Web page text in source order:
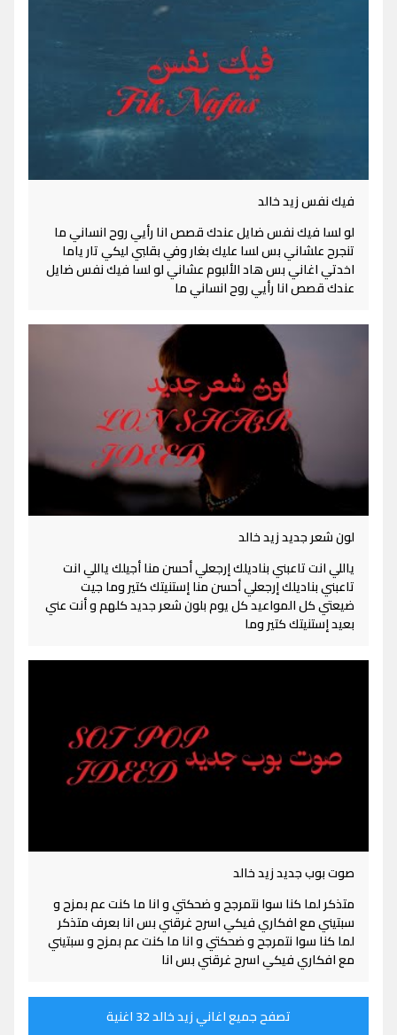
فيك نفس زيد خالد
لو لسا فيك نفس ضايل عندك قصص انا رأيي روح انساني ما
تنجرح علشاني بس لسا عليك بغار وفي بقلبي ليكي تار ياما
اخدتي اغاني بس هاد الألبوم عشاني لو لسا فيك نفس ضايل
عندك قصص انا رأيي روح انساني ما
لون شعر جديد زيد خالد
ياللي انت تاعبني بناديلك إرجعلي أحسن منا أجيلك ياللي انت
تاعبني بناديلك إرجعلي أحسن منا إستنيتك كتير وما جيت
ضيعتي كل المواعيد كل يوم بلون شعر جديد كلهم و أنت عني
بعيد إستنيتك كتير وما
صوت بوب جديد زيد خالد
متذكر لما كنا سوا نتمرجح و ضحكتي و انا ما كنت عم بمزح و
سبتيني مع افكاري فيكي اسرح غرقني بس انا بعرف متذكر
لما كنا سوا نتمرجح و ضحكتي و انا ما كنت عم بمزح و سبتيني
مع افكاري فيكي اسرح غرقني بس انا
تصفح جميع اغاني زيد خالد 32 اغنية